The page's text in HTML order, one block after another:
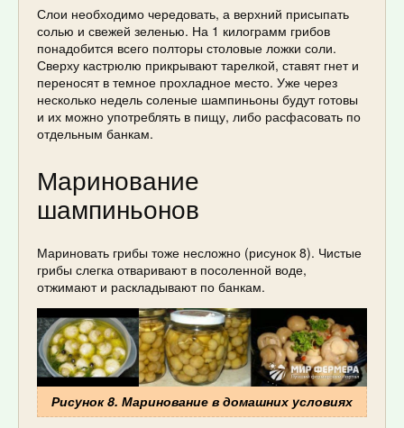
Слои необходимо чередовать, а верхний присыпать
солью и свежей зеленью. На 1 килограмм грибов
понадобится всего полторы столовые ложки соли.
Сверху кастрюлю прикрывают тарелкой, ставят гнет и
переносят в темное прохладное место. Уже через
несколько недель соленые шампиньоны будут готовы
и их можно употреблять в пищу, либо расфасовать по
отдельным банкам.
Маринование
шампиньонов
Мариновать грибы тоже несложно (рисунок 8). Чистые
грибы слегка отваривают в посоленной воде,
отжимают и раскладывают по банкам.
Рисунок 8. Маринование в домашних условиях